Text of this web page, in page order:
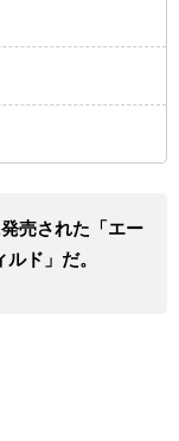
売された「エー
ド」だ。